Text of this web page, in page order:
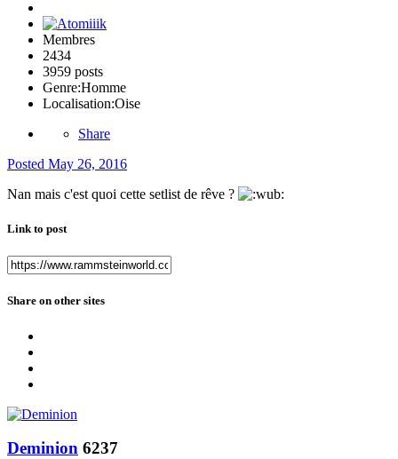
Membres
2434
3959 posts
Genre:Homme
Localisation:Oise
Share
Posted May 26, 2016
Nan mais c'est quoi cette setlist de rêve ?
Link to post
Share on other sites
Deminion 6237